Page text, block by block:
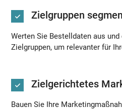
Zielgruppen
Werten Sie Bestelldaten aus
Zielgruppen, um relevanter für
Zielgerichtetes
Bauen Sie Ihre